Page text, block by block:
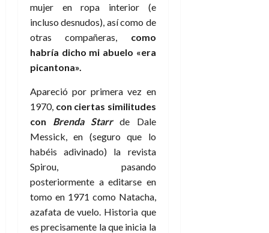
mujer en ropa interior (e
incluso desnudos), así como de
otras compañeras, como
habría dicho mi abuelo «era
picantona».
Apareció por primera vez en
1970, con ciertas similitudes
con Brenda Starr de Dale
Messick, en (seguro que lo
habéis adivinado) la revista
Spirou, pasando
posteriormente a editarse en
tomo en 1971 como Natacha,
azafata de vuelo. Historia que
es precisamente la que inicia la